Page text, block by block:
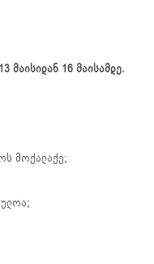
მაისიდან 16 მაისამდე.
მოქალაქე;